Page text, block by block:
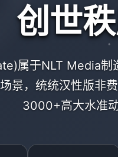
创世
属于NLT Media制
景，统统汉性版非
3000+高大水准动